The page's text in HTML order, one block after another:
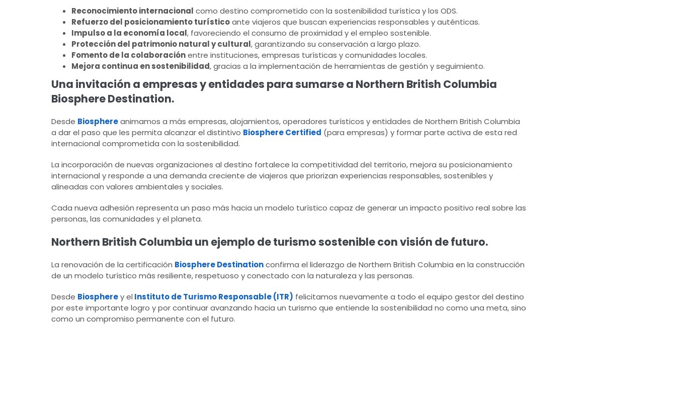
Reconocimiento internacional como destino comprometido con la sostenibilidad turística y los ODS.
Refuerzo del posicionamiento turísticoante viajeros que buscan experiencias responsables y auténticas.
Impulso a la economía local, favoreciendo el consumo de proximidad y el empleo sostenible.
Protección del patrimonio natural y cultural, garantizando su conservación a largo plazo.
Fomento de la colaboraciónentre instituciones, empresas turísticas y comunidades locales.
Mejora continua en sostenibilidad, gracias a la implementación de herramientas de gestión y seguimiento.
Una invitación a empresas y entidades para sumarse a Northern British Columbia
Biosphere Destination.
Desde Biosphereanimamos a más empresas, alojamientos, operadores turísticos y entidades de Northern British Columbia
a dar el paso que les permita alcanzar el distintivo Biosphere Certified (para empresas) y formar parte activa de esta red
internacional comprometida con la sostenibilidad.
La incorporación de nuevas organizaciones al destino fortalece la competitividad del territorio, mejora su posicionamiento
internacional y responde a una demanda creciente de viajeros que priorizan experiencias responsables, sostenibles y
alineadas con valores ambientales y sociales.
Cada nueva adhesión representa un paso más hacia un modelo turístico capaz de generar un impacto positivo real sobre las
personas, las comunidades y el planeta.
Northern British Columbia un ejemplo de turismo sostenible con visión de futuro.
La renovación de la certificación Biosphere Destinationconfirma el liderazgo de Northern British Columbia en la construcción
de un modelo turístico más resiliente, respetuoso y conectado con la naturaleza y las personas.
Desde Biospherey el Instituto de Turismo Responsable (ITR) felicitamos nuevamente a todo el equipo gestor del destino
por este importante logro y por continuar avanzando hacia un turismo que entiende la sostenibilidad no como una meta, sino
como un compromiso permanente con el futuro.